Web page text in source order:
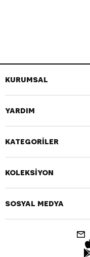
KURUMSAL
YARDIM
KATEGORİLER
KOLEKSİYON
SOSYAL MEDYA